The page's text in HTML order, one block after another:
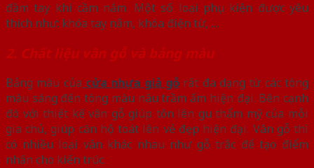
đầm tay khi cầm nắm. Một số loại phụ kiện được yêu
thích như: khóa tay nắm, khóa điện từ, …
2. Chất liệu vân gỗ và bảng màu
Bảng màu của cửa nhựa giả gỗ rất đa dạng từ các tông
màu sáng đến tông màu nâu trầm ấm hiện đại. Bên cạnh
đó với thiết kế vân gỗ giúp tôn lên gu thẩm mỹ của mỗi
gia chủ, giúp căn hộ toát lên vẻ đẹp hiện đại. Vân gỗ thì
có nhiều loại vân khác nhau như gỗ trắc để tạo điểm
nhấn cho kiến trúc.